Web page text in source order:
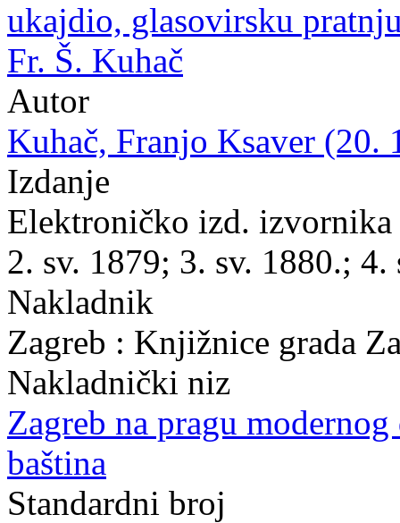
ukajdio, glasovirsku
Fr. Š. Kuhač
Autor
Kuhač, Franjo Ksaver (20.
Izdanje
Elektroničko izd. izvornika
2. sv. 1879; 3. sv. 1880.;
Nakladnik
Zagreb : Knjižnice grada
Nakladnički niz
Zagreb na pragu modernog
baština
Standardni broj